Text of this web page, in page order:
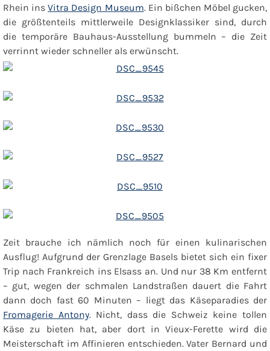
Rhein insVitra Design Museum. Ein bißchen Möbel gucken,
die größtenteils mittlerweile Designklassiker sind, durch
die temporäre Bauhaus-Ausstellung bummeln – die Zeit
verrinnt wieder schneller als erwünscht.
Zeit brauche ich nämlich noch für einen kulinarischen
Ausflug! Aufgrund der Grenzlage Basels bietet sich ein fixer
Trip nach Frankreich ins Elsass an. Und nur 38 Km entfernt
– gut, wegen der schmalen Landstraßen dauert die Fahrt
dann doch fast 60 Minuten – liegt das Käseparadies der
Fromagerie Antony. Nicht, dass die Schweiz keine tollen
Käse zu bieten hat, aber dort in Vieux-Ferette wird die
Meisterschaft im Affinieren entschieden. Vater Bernard und